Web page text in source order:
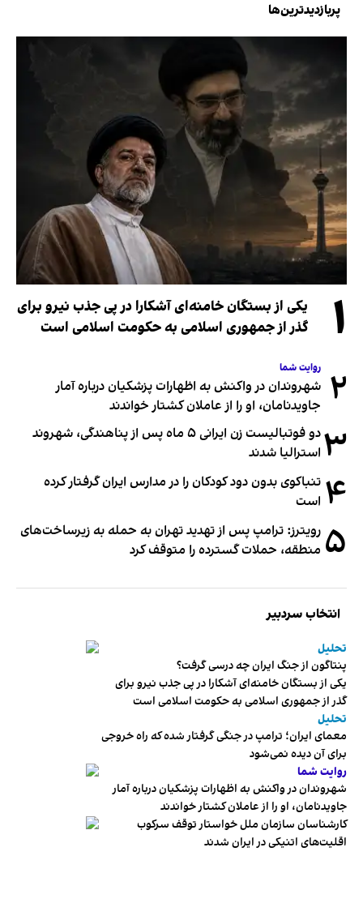
پربازدیدترین‌ها
۱
یکی از بستگان خامنه‌ای آشکارا در پی جذب نیرو برای
گذر از جمهوری اسلامی به حکومت اسلامی است
۲ روایت شما
شهروندان در واکنش به اظهارات پزشکیان درباره آمار
جاویدنامان، او را از عاملان کشتار خواندند
۳
دو فوتبالیست زن ایرانی ۵ ماه پس از پناهندگی، شهروند
استرالیا شدند
۴ تنباکوی بدون دود کودکان را در مدارس ایران گرفتار کرده
است
۵ رویترز: ترامپ پس از تهدید تهران به حمله به زیرساخت‌های
منطقه، حملات گسترده را متوقف کرد
انتخاب سردبیر
تحلیل
پنتاگون از جنگ ایران چه درسی گرفت؟
یکی از بستگان خامنه‌ای آشکارا در پی جذب نیرو برای
گذر از جمهوری اسلامی به حکومت اسلامی است
تحلیل
معمای ایران؛ ترامپ در جنگی گرفتار شده که راه خروجی
برای آن دیده نمی‌شود
روایت شما
شهروندان در واکنش به اظهارات پزشکیان درباره آمار
جاویدنامان، او را از عاملان کشتار خواندند
کارشناسان سازمان ملل خواستار توقف سرکوب
اقلیت‌های اتنیکی در ایران شدند